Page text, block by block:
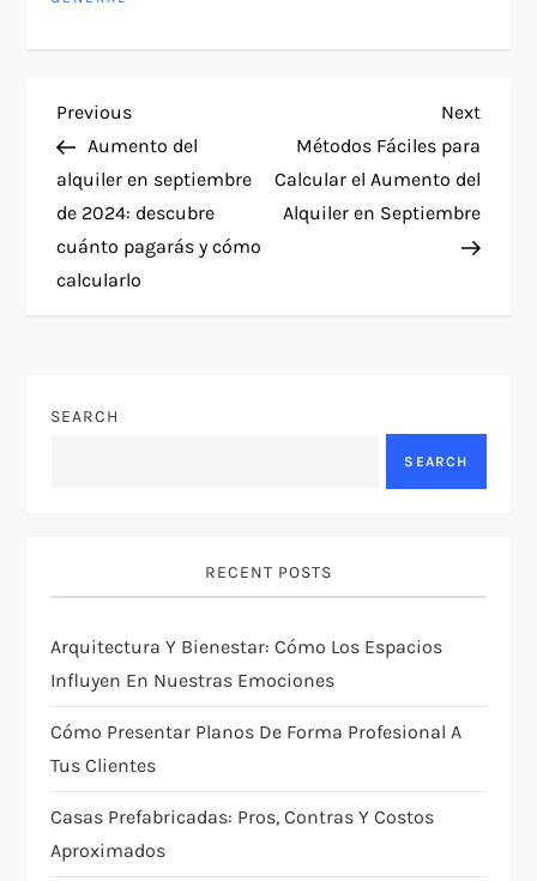
P
o
s
t
a
a
t
i
o
n
Previous
Post
Previous
Aumento del
alquiler en septiembre
de 2024: descubre
cuánto pagarás y cómo
calcularlo
Next
Post
Next
Métodos Fáciles para
Calcular el Aumento del
Alquiler en Septiembre
SEARCH
SEARCH
RECENT POSTS
Arquitectura Y Bienestar: Cómo Los Espacios
Influyen En Nuestras Emociones
Cómo Presentar Planos De Forma Profesional A
Tus Clientes
Casas Prefabricadas: Pros, Contras Y Costos
Aproximados